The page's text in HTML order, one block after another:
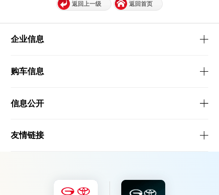
返回上一级 返回首页
企业信息
购车信息
信息公开
友情链接